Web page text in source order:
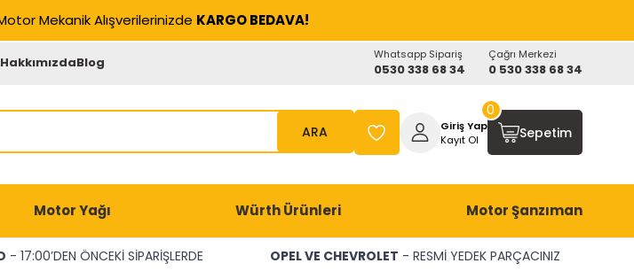
Mekanik Alışverilerinizde KARGO BEDAVA!
HakkımızdaBlog Whatsapp Sipariş
0530 338 68 34
Çağrı Merkezi
0 530 338 68 34
ARA
Giriş Yap
Kayıt Ol
Sepetim
0
Motor Yağı Würth Ürünleri Motor Şanzıman
- 17:00’DEN ÖNCEKİ SİPARİŞLERDE OPEL VE CHEVROLET - RESMİ YEDEK PARÇACINIZ